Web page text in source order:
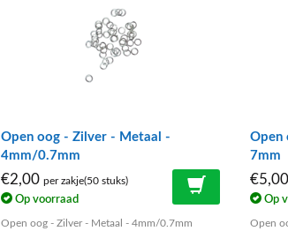
Open oog - Zilver - Metaal -
4mm/0.7mm
€2,00 per zakje(50 stuks)
Op voorraad
Open oog - Zilver - Metaal - 4mm/0.7mm
Open
7mm
Op
Open